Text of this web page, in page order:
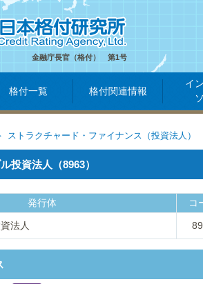
金融庁長官（格付） 第1号
格付一覧 格付関連情報
イ
ストラクチャード・ファイナンス（投資法人）
投資法人（8963）
発行体 コ
法人